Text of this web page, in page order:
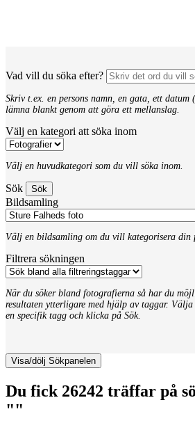
Vad vill du söka efter?
Skriv t.ex. en persons namn, en gata, ett
lämna blankt genom att göra ett mellanslag.
Välj en kategori att söka inom
Välj en huvudkategori som du vill söka inom.
Sök
Bildsamling
Välj en bildsamling om du vill kategorisera din
Filtrera sökningen
När du söker bland fotografierna så har du
resultaten ytterligare med hjälp av taggar.
en specifik tagg och klicka på Sök.
Visa/dölj Sökpanelen
Du fick 26242 träffar på
""